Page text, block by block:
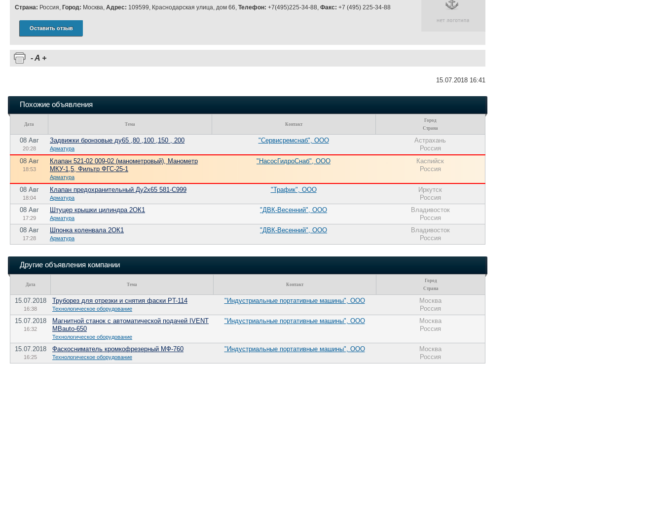
Страна: Россия, Город: Москва, Адрес: 109599, Краснодарская улица, дом 66, Телефон: +7(495)225-34-88, Факс: +7 (495) 225-34-88
Оставить отзыв
-A +
15.07.2018 16:41
Похожие объявления
Дата Тема Контакт
Город
Страна
08 Авг
20:28
Задвижки бронзовые ду65 ,80 ,100 ,150 , 200
Арматура
"Сервисремснаб", ООО
Астрахань
Россия
08 Авг
18:53
Клапан 521-02 009-02 (манометровый), Манометр
МКУ-1,5, Фильтр ФГС-25-1
Арматура
"НасосГидроСнаб", ООО
Каспийск
Россия
08 Авг
18:04
Клапан предохранительный Ду2х65 581-С999
Арматура
"Трафик", ООО
Иркутск
Россия
08 Авг
17:29
Штуцер крышки цилиндра 2ОК1
Арматура
"ДВК-Весенний", ООО
Владивосток
Россия
08 Авг
17:28
Шпонка коленвала 2ОК1
Арматура
"ДВК-Весенний", ООО
Владивосток
Россия
Другие объявления компании
Дата Тема Контакт
Город
Страна
15.07.2018
16:38
Труборез для отрезки и снятия фаски PT-114
Технологическое оборудование
"Индустриальные портативные машины", ООО
Москва
Россия
15.07.2018
16:32
Магнитной станок с автоматической подачей IVENT
MBauto-650
Технологическое оборудование
"Индустриальные портативные машины", ООО
Москва
Россия
15.07.2018
16:25
Фаскосниматель кромкофрезерный МФ-760
Технологическое оборудование
"Индустриальные портативные машины", ООО
Москва
Россия